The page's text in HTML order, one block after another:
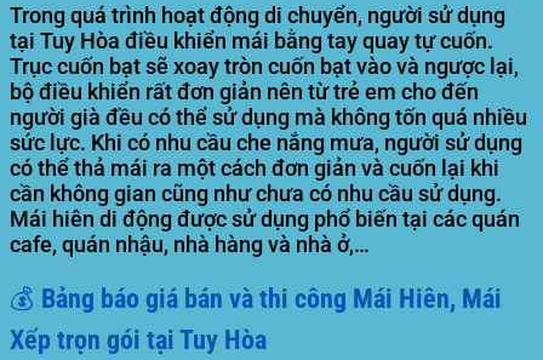
Trong quá trình hoạt động di chuyển, người sử dụng
tại Tuy Hòa điều khiển mái bằng tay quay tự cuốn.
Trục cuốn bạt sẽ xoay tròn cuốn bạt vào và ngược lại,
bộ điều khiển rất đơn giản nên từ trẻ em cho đến
người già đều có thể sử dụng mà không tốn quá nhiều
sức lực. Khi có nhu cầu che nắng mưa, người sử dụng
có thể thả mái ra một cách đơn giản và cuốn lại khi
cần không gian cũng như chưa có nhu cầu sử dụng.
Mái hiên di động được sử dụng phổ biến tại các quán
cafe, quán nhậu, nhà hàng và nhà ở,…
💰 Bảng báo giá bán và thi công Mái Hiên, Mái
Xếp trọn gói tại Tuy Hòa